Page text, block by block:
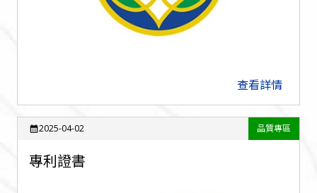
查看詳情
calendar_month2025-04-02 品質專區
專利證書